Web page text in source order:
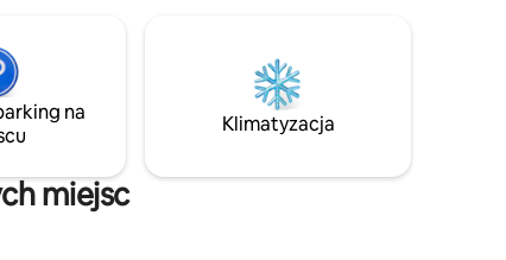
na
Klimatyzacja
miejsc